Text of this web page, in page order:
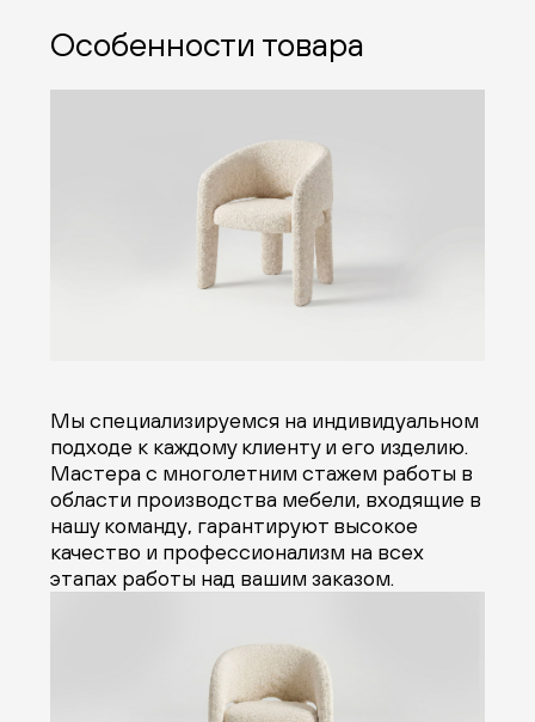
Особенности товара
Мы специализируемся на индивидуальном
подходе к каждому клиенту и его изделию.
Мастера с многолетним стажем работы в
области производства мебели, входящие в
нашу команду, гарантируют высокое
качество и профессионализм на всех
этапах работы над вашим заказом.